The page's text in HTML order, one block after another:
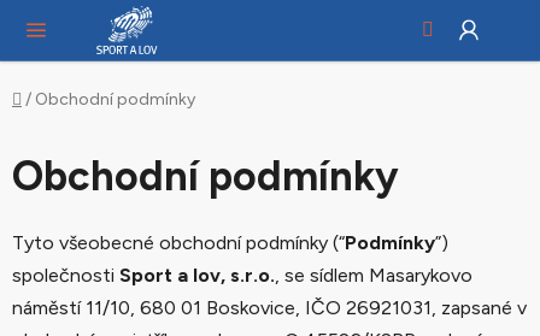
obsah
Domů
/ Obchodní podmínky
Obchodní podmínky
Tyto všeobecné obchodní podmínky (“Podmínky”)
společnosti Sport a lov, s.r.o. , se sídlem Masarykovo
náměstí 11/10, 680 01 Boskovice, IČO 26921031, zapsané v